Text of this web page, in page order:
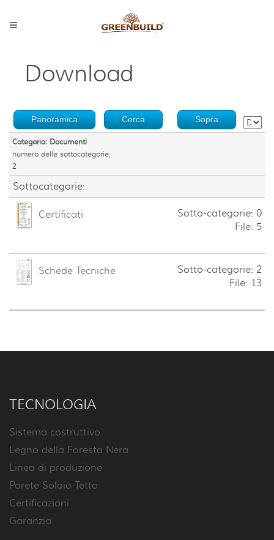
Download
Panoramica Cerca Sopra
Categoria: Documenti
numero delle sottocategorie:
2
Sottocategorie:
Certificati
Sotto-categorie: 0
File: 5
Schede Tecniche
Sotto-categorie: 2
File: 13
TECNOLOGIA
Sistema costruttivo
Legno della Foresta Nera
Linea di produzione
Parete Solaio Tetto
Certificazioni
Garanzia